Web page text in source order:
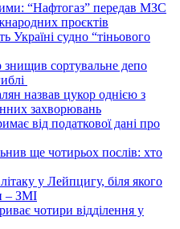
“Нафтогаз” передав МЗС
проєктів
Україні судно “тіньового
знищив сортувальне депо
назвав цукор однією з
захворювань
від податкової дані про
ще чотирьох послів: хто
у Лейпцигу, біля якого
– ЗМІ
чотири відділення у